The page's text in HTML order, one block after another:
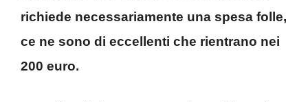
richiede necessariamente una spesa folle,
ce ne sono di eccellenti che rientrano nei
200 euro.